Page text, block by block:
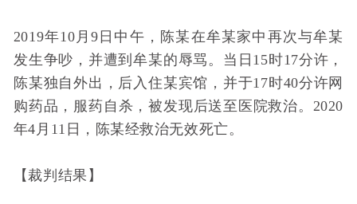
2019年10月9日中午，陈某在牟某家中再次与牟某
发生争吵，并遭到牟某的辱骂。当日15时17分许，
陈某独自外出，后入住某宾馆，并于17时40分许网
购药品，服药自杀，被发现后送至医院救治。2020
年4月11日，陈某经救治无效死亡。
【裁判结果】